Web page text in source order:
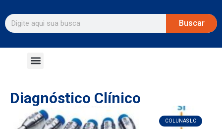
Buscar
Diagnóstico Clínico
COLUNAS LC